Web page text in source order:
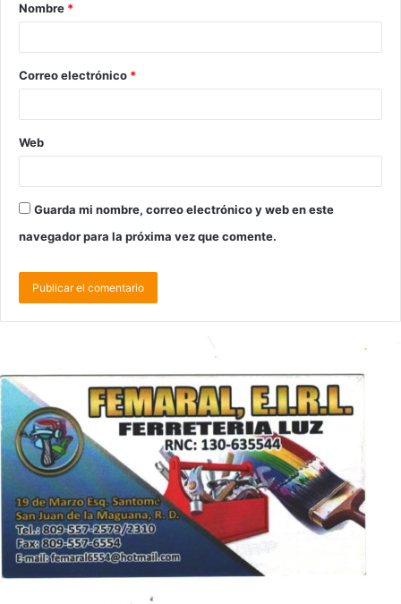
Nombre *
Correo electrónico *
Web
Guarda mi nombre, correo electrónico y web en este
navegador para la próxima vez que comente.